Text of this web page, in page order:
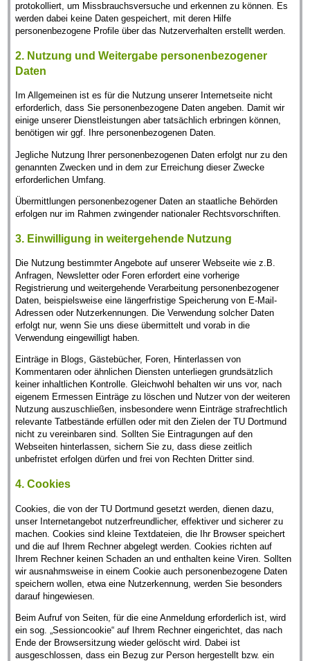
protokolliert, um Missbrauchsversuche und erkennen zu können. Es
werden dabei keine Daten gespeichert, mit deren Hilfe
personenbezogene Profile über das Nutzerverhalten erstellt werden.
2. Nutzung und Weitergabe personenbezogener
Daten
Im Allgemeinen ist es für die Nutzung unserer Internetseite nicht
erforderlich, dass Sie personenbezogene Daten angeben. Damit wir
einige unserer Dienstleistungen aber tatsächlich erbringen können,
benötigen wir ggf. Ihre personenbezogenen Daten.
Jegliche Nutzung Ihrer personenbezogenen Daten erfolgt nur zu den
genannten Zwecken und in dem zur Erreichung dieser Zwecke
erforderlichen Umfang.
Übermittlungen personenbezogener Daten an staatliche Behörden
erfolgen nur im Rahmen zwingender nationaler Rechtsvorschriften.
3. Einwilligung in weitergehende Nutzung
Die Nutzung bestimmter Angebote auf unserer Webseite wie z.B.
Anfragen, Newsletter oder Foren erfordert eine vorherige
Registrierung und weitergehende Verarbeitung personenbezogener
Daten, beispielsweise eine längerfristige Speicherung von E-Mail-
Adressen oder Nutzerkennungen. Die Verwendung solcher Daten
erfolgt nur, wenn Sie uns diese übermittelt und vorab in die
Verwendung eingewilligt haben.
Einträge in Blogs, Gästebücher, Foren, Hinterlassen von
Kommentaren oder ähnlichen Diensten unterliegen grundsätzlich
keiner inhaltlichen Kontrolle. Gleichwohl behalten wir uns vor, nach
eigenem Ermessen Einträge zu löschen und Nutzer von der weiteren
Nutzung auszuschließen, insbesondere wenn Einträge strafrechtlich
relevante Tatbestände erfüllen oder mit den Zielen der TU Dortmund
nicht zu vereinbaren sind. Sollten Sie Eintragungen auf den
Webseiten hinterlassen, sichern Sie zu, dass diese zeitlich
unbefristet erfolgen dürfen und frei von Rechten Dritter sind.
4. Cookies
Cookies, die von der TU Dortmund gesetzt werden, dienen dazu,
unser Internetangebot nutzerfreundlicher, effektiver und sicherer zu
machen. Cookies sind kleine Textdateien, die Ihr Browser speichert
und die auf Ihrem Rechner abgelegt werden. Cookies richten auf
Ihrem Rechner keinen Schaden an und enthalten keine Viren. Sollten
wir ausnahmsweise in einem Cookie auch personenbezogene Daten
speichern wollen, etwa eine Nutzerkennung, werden Sie besonders
darauf hingewiesen.
Beim Aufruf von Seiten, für die eine Anmeldung erforderlich ist, wird
ein sog. „Sessioncookie“ auf Ihrem Rechner eingerichtet, das nach
Ende der Browsersitzung wieder gelöscht wird. Dabei ist
ausgeschlossen, dass ein Bezug zur Person hergestellt bzw. ein